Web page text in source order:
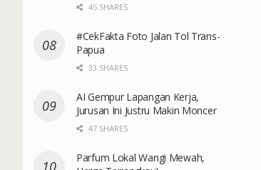
45 SHARES
#CekFakta Foto Jalan Tol Trans-
Papua
33 SHARES
AI Gempur Lapangan Kerja,
Jurusan Ini Justru Makin Moncer
47 SHARES
Parfum Lokal Wangi Mewah,